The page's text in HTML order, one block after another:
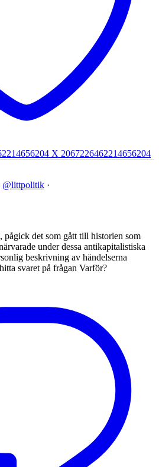
X 2067226462214656204
@littpolitik ·
pågick det som gått till historien som
under dessa antikapitalistiska
beskrivning av händelserna
svaret på frågan Varför?